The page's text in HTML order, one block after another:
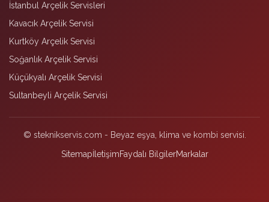
İstanbul Arçelik Servisleri
Kavacık Arçelik Servisi
Kurtköy Arçelik Servisi
Soğanlık Arçelik Servisi
Küçükyalı Arçelik Servisi
Sultanbeyli Arçelik Servisi
© steknikservis.com - Beyaz eşya, klima ve kombi servisi.
SitemapİletişimFaydalı BilgilerMarkalar